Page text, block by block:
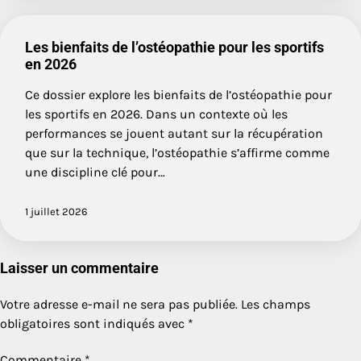
Les bienfaits de l’ostéopathie pour les sportifs
en 2026
Ce dossier explore les bienfaits de l’ostéopathie pour
les sportifs en 2026. Dans un contexte où les
performances se jouent autant sur la récupération
que sur la technique, l’ostéopathie s’affirme comme
une discipline clé pour…
1 juillet 2026
Laisser un commentaire
Votre adresse e-mail ne sera pas publiée. Les champs
obligatoires sont indiqués avec *